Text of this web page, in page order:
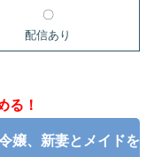
〇
配信あり
る！
嬢、新妻とメイドを